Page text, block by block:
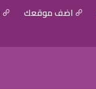
اضف موقعك